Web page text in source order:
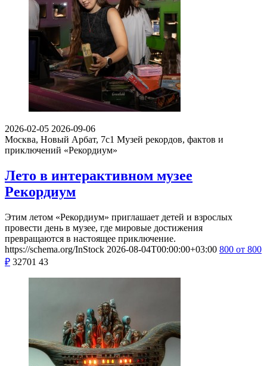
2026-02-05 2026-09-06
Москва, Новый Арбат, 7с1 Музей рекордов, фактов и
приключений «Рекордиум»
Лето в интерактивном музее
Рекордиум
Этим летом «Рекордиум» приглашает детей и взрослых
провести день в музее, где мировые достижения
превращаются в настоящее приключение.
https://schema.org/InStock 2026-08-04T00:00:00+03:00 800 от 800
₽ 32701 43